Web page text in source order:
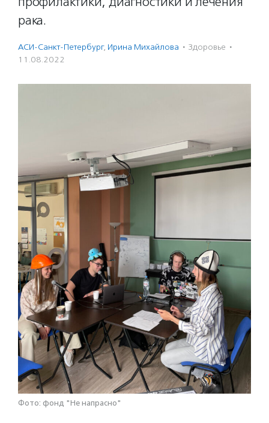
рака.
АСИ-Санкт-Петербург, Ирина Михайлова · Здоровье ·
11.08.2022
Фото: фонд "Не напрасно"